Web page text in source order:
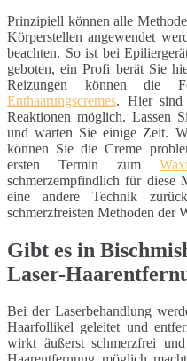
Prinzipiell können alle
Körperstellen angewendet
beachten. So ist bei
geboten, ein Profi berät Sie
Reizungen können die
Enthaarungscremes. Hier sind
Reaktionen möglich. Lassen
und warten Sie einige Zeit.
können Sie die Creme
ersten Termin zum
schmerzempfindlich für diese
eine andere Technik
schmerzfreisten Methoden der
Gibt es in
Laser-
Bei der Laserbehandlung
Haarfollikel geleitet und
wirkt äußerst schmerzfrei